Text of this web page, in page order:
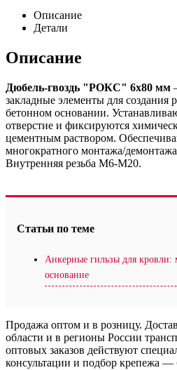
Описание
Детали
Описание
Дюбель-гвоздь "РОКС" 6х80 мм
закладные элементы для создания
бетонном основании.
отверстие и фиксируются
цементным раствором.
многократного монтажа/
Внутренняя резьба M6-M20.
Статьи по теме
Анкерные гильзы для кровли:
основание
Продажа оптом и в розницу.
области и в регионы России
оптовых заказов действуют
консультации и подбор крепежа —